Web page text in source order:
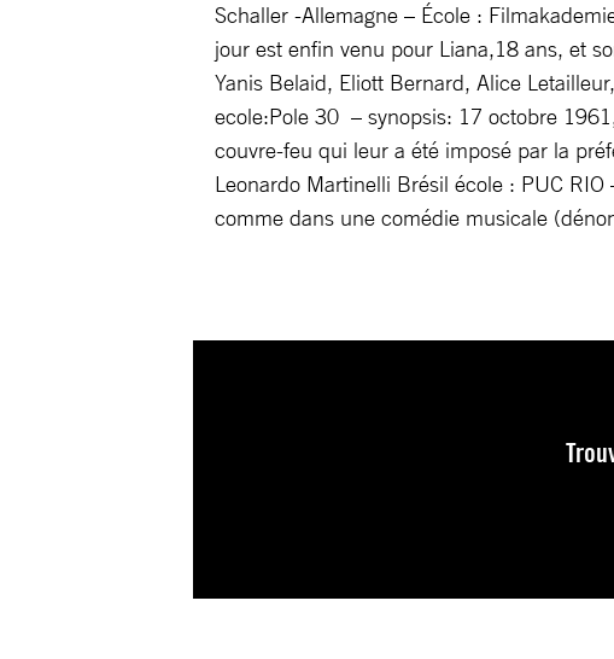
Schaller -Allemagne – École :
jour est enfin venu pour Liana,18 ans, et
Yanis Belaid, Eliott Bernard, Alice
ecole:Pole 30 – synopsis: 17 octobre
couvre-feu qui leur a été imposé par la
Leonardo Martinelli Brésil école : PUC
comme dans une comédie musicale